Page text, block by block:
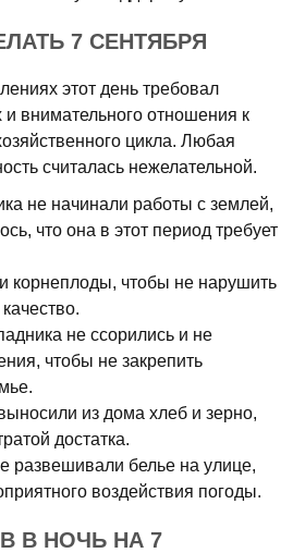
7 СЕНТЯБРЯ
этот день требовал
и внимательного отношения к
цикла. Любая
считалась нежелательной.
не начинали работы с землей,
что она в этот период требует
корнеплоды, чтобы не нарушить
не ссорились и не
чтобы не закрепить
из дома хлеб и зерно,
достатка.
развешивали белье на улице,
воздействия погоды.
В НОЧЬ НА 7